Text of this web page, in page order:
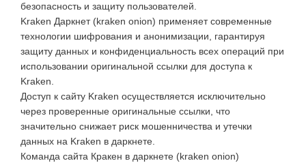
безопасность и защиту пользователей.
Kraken Даркнет (kraken onion) применяет современные
технологии шифрования и анонимизации, гарантируя
защиту данных и конфиденциальность всех операций при
использовании оригинальной ссылки для доступа к
Kraken.
Доступ к сайту Kraken осуществляется исключительно
через проверенные оригинальные ссылки, что
значительно снижает риск мошенничества и утечки
данных на Kraken в даркнете.
Команда сайта Кракен в даркнете (kraken onion)